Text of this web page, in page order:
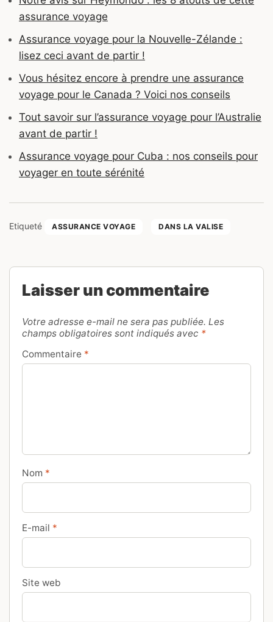
assurance voyage
Assurance voyage pour la Nouvelle-Zélande :
lisez ceci avant de partir !
Vous hésitez encore à prendre une assurance
voyage pour le Canada ? Voici nos conseils
Tout savoir sur l’assurance voyage pour l’Australie
avant de partir !
Assurance voyage pour Cuba : nos conseils pour
voyager en toute sérénité
Etiqueté ASSURANCE VOYAGE DANS LA VALISE
Laisser un commentaire
Votre adresse e-mail ne sera pas publiée. Les
champs obligatoires sont indiqués avec *
Commentaire *
Nom *
E-mail *
Site web